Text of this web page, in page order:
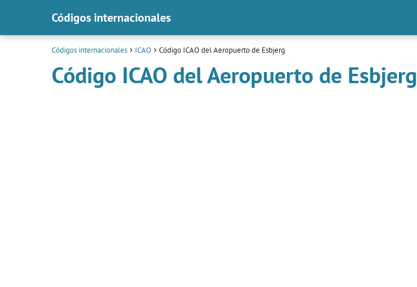
Códigos internacionales
Códigos internacionales ICAO Código ICAO del Aeropuerto de Esbjerg
Código ICAO del Aeropuerto de Esbjerg